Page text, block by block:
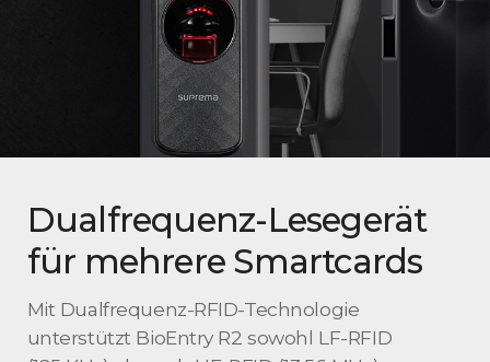
Dualfrequenz-Lesegerät
für mehrere Smartcards
Mit Dualfrequenz-RFID-Technologie
unterstützt BioEntry R2 sowohl LF-RFID